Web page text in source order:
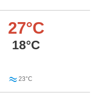
27°C
18°C
23°C